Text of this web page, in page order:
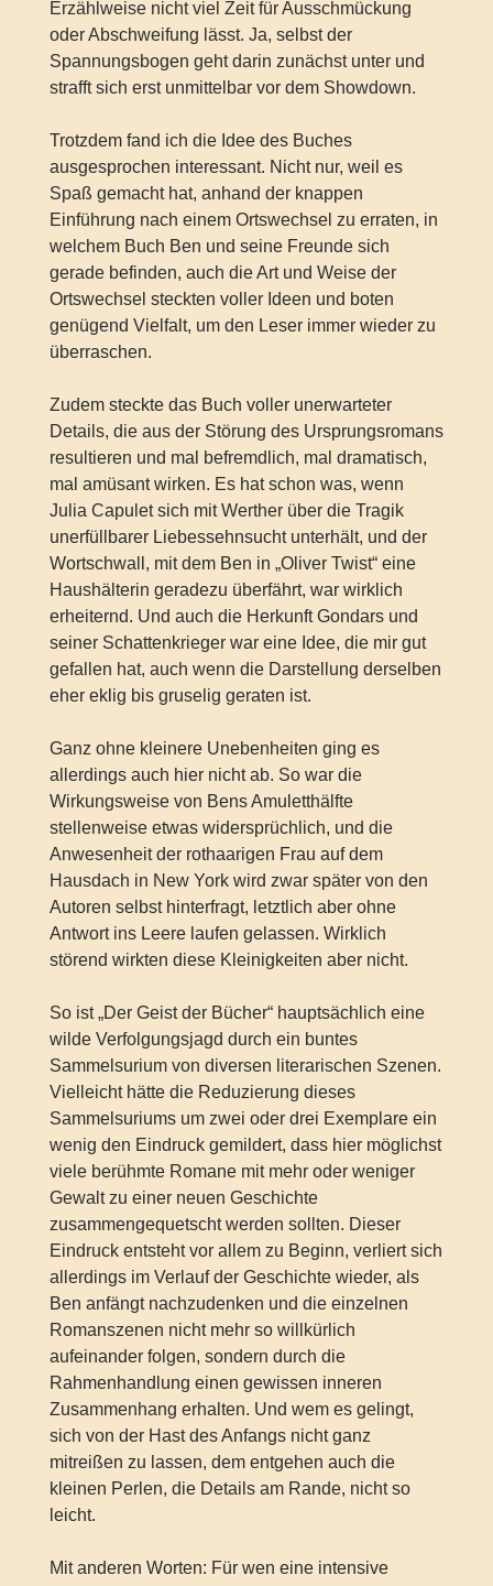
Erzählweise nicht viel Zeit für Ausschmückung
oder Abschweifung lässt. Ja, selbst der
Spannungsbogen geht darin zunächst unter und
strafft sich erst unmittelbar vor dem Showdown.
Trotzdem fand ich die Idee des Buches
ausgesprochen interessant. Nicht nur, weil es
Spaß gemacht hat, anhand der knappen
Einführung nach einem Ortswechsel zu erraten, in
welchem Buch Ben und seine Freunde sich
gerade befinden, auch die Art und Weise der
Ortswechsel steckten voller Ideen und boten
genügend Vielfalt, um den Leser immer wieder zu
überraschen.
Zudem steckte das Buch voller unerwarteter
Details, die aus der Störung des Ursprungsromans
resultieren und mal befremdlich, mal dramatisch,
mal amüsant wirken. Es hat schon was, wenn
Julia Capulet sich mit Werther über die Tragik
unerfüllbarer Liebessehnsucht unterhält, und der
Wortschwall, mit dem Ben in „Oliver Twist“ eine
Haushälterin geradezu überfährt, war wirklich
erheiternd. Und auch die Herkunft Gondars und
seiner Schattenkrieger war eine Idee, die mir gut
gefallen hat, auch wenn die Darstellung derselben
eher eklig bis gruselig geraten ist.
Ganz ohne kleinere Unebenheiten ging es
allerdings auch hier nicht ab. So war die
Wirkungsweise von Bens Amuletthälfte
stellenweise etwas widersprüchlich, und die
Anwesenheit der rothaarigen Frau auf dem
Hausdach in New York wird zwar später von den
Autoren selbst hinterfragt, letztlich aber ohne
Antwort ins Leere laufen gelassen. Wirklich
störend wirkten diese Kleinigkeiten aber nicht.
So ist „Der Geist der Bücher“ hauptsächlich eine
wilde Verfolgungsjagd durch ein buntes
Sammelsurium von diversen literarischen Szenen.
Vielleicht hätte die Reduzierung dieses
Sammelsuriums um zwei oder drei Exemplare ein
wenig den Eindruck gemildert, dass hier möglichst
viele berühmte Romane mit mehr oder weniger
Gewalt zu einer neuen Geschichte
zusammengequetscht werden sollten. Dieser
Eindruck entsteht vor allem zu Beginn, verliert sich
allerdings im Verlauf der Geschichte wieder, als
Ben anfängt nachzudenken und die einzelnen
Romanszenen nicht mehr so willkürlich
aufeinander folgen, sondern durch die
Rahmenhandlung einen gewissen inneren
Zusammenhang erhalten. Und wem es gelingt,
sich von der Hast des Anfangs nicht ganz
mitreißen zu lassen, dem entgehen auch die
kleinen Perlen, die Details am Rande, nicht so
leicht.
Mit anderen Worten: Für wen eine intensive